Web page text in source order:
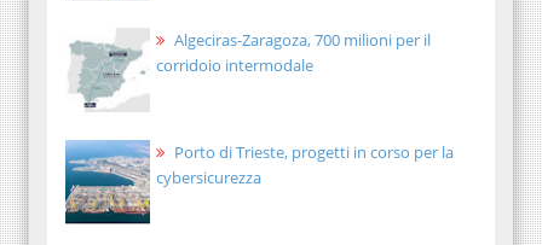
Algeciras-Zaragoza, 700 milioni per il
corridoio intermodale
Porto di Trieste, progetti in corso per la
cybersicurezza